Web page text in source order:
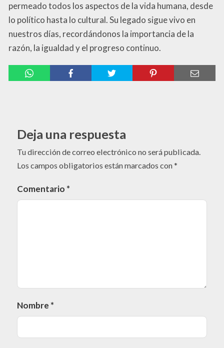
permeado todos los aspectos de la vida humana, desde
lo político hasta lo cultural. Su legado sigue vivo en
nuestros días, recordándonos la importancia de la
razón, la igualdad y el progreso continuo.
Deja una respuesta
Tu dirección de correo electrónico no será publicada.
Los campos obligatorios están marcados con*
Comentario *
Nombre *